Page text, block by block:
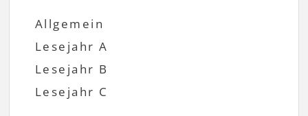
Allgemein
Lesejahr A
Lesejahr B
Lesejahr C